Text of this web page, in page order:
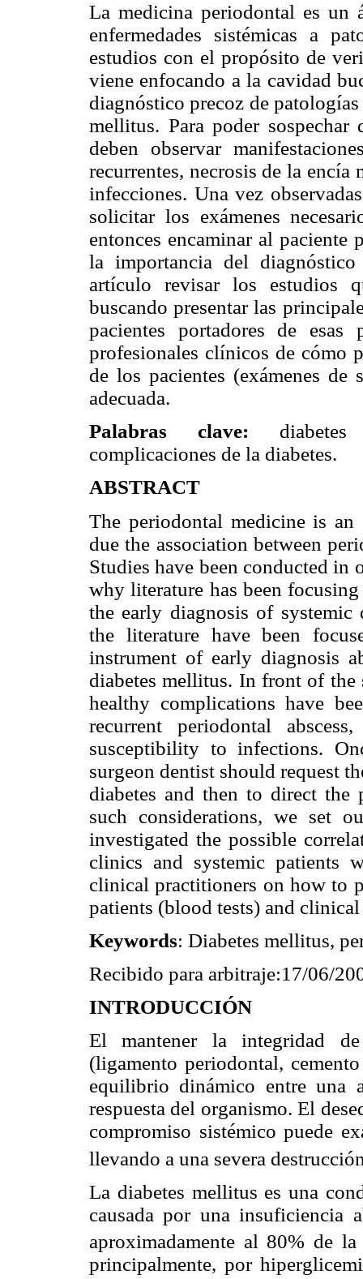
La medicina periodontal es un
enfermedades sistémicas a
estudios con el propósito de
viene enfocando a la cavidad
diagnóstico precoz de
mellitus. Para poder
deben observar
recurrentes, necrosis de la
infecciones. Una vez
solicitar los exámenes
entonces encaminar al paciente
la importancia del
artículo revisar los estudios
buscando presentar las
pacientes portadores de
profesionales clínicos de cómo
de los pacientes (exámenes
adecuada.
Palabras clave: diabetes
complicaciones de la diabetes.
ABSTRACT
The periodontal medicine is an
due the association between
Studies have been conducted in
why literature has been
the early diagnosis of systemic
the literature have been
instrument of early diagnosis
diabetes mellitus. In front of the
healthy complications have
recurrent periodontal
susceptibility to infections.
surgeon dentist should request
diabetes and then to direct
such considerations, we set
investigated the possible
clinics and systemic patients
clinical practitioners on how to
patients (blood tests) and
Keywords: Diabetes mellitus,
Recibido para arbitraje:17/06/
INTRODUCCIÓN
El mantener la integridad
(ligamento periodontal,
equilibrio dinámico entre una
respuesta del organismo. El
compromiso sistémico puede
llevando a una severa
La diabetes mellitus es una
causada por una insuficiencia
aproximadamente al 80% de
principalmente, por